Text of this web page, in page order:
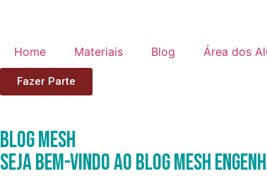
Home Materiais Blog Área dos
Fazer Parte
BlogMesh
Seja Bem-Vindo ao Blog Mesh